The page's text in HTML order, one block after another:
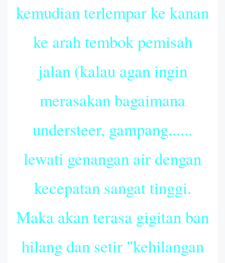
kemudian terlempar ke kanan
ke arah tembok pemisah
jalan (kalau agan ingin
merasakan bagaimana
understeer, gampang......
lewati genangan air dengan
kecepatan sangat tinggi.
Maka akan terasa gigitan ban
hilang dan setir "kehilangan